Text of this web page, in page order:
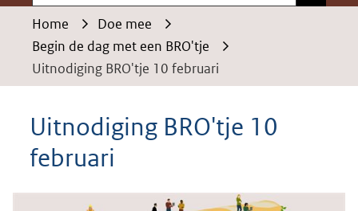
Home
Doe mee
Begin de dag met een BRO'tje
Uitnodiging BRO'tje 10 februari
Uitnodiging BRO'tje 10
februari